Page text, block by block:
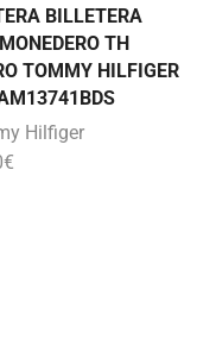
BILLETERA
TH
TOMMY HILFIGER
Hilfiger
€